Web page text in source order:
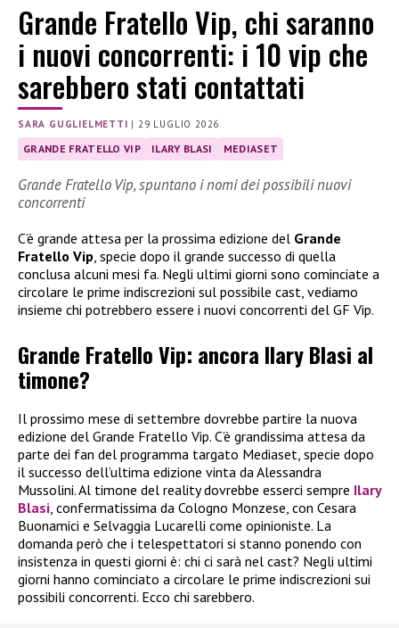
Grande Fratello Vip, chi saranno
i nuovi concorrenti: i 10 vip che
sarebbero stati contattati
SARA GUGLIELMETTI |29 LUGLIO 2026
GRANDE FRATELLO VIP ILARY BLASI MEDIASET
Grande Fratello Vip, spuntano i nomi dei possibili nuovi
concorrenti
C’è grande attesa per la prossima edizione del Grande
Fratello Vip , specie dopo il grande successo di quella
conclusa alcuni mesi fa. Negli ultimi giorni sono cominciate a
circolare le prime indiscrezioni sul possibile cast, vediamo
insieme chi potrebbero essere i nuovi concorrenti del GF Vip.
Grande Fratello Vip: ancora Ilary Blasi al
timone?
Il prossimo mese di settembre dovrebbe partire la nuova
edizione del Grande Fratello Vip. C’è grandissima attesa da
parte dei fan del programma targato Mediaset, specie dopo
il successo dell’ultima edizione vinta da Alessandra
Mussolini. Al timone del reality dovrebbe esserci sempre Ilary
Blasi, confermatissima da Cologno Monzese, con Cesara
Buonamici e Selvaggia Lucarelli come opinioniste. La
domanda però che i telespettatori si stanno ponendo con
insistenza in questi giorni è: chi ci sarà nel cast? Negli ultimi
giorni hanno cominciato a circolare le prime indiscrezioni sui
possibili concorrenti. Ecco chi sarebbero.